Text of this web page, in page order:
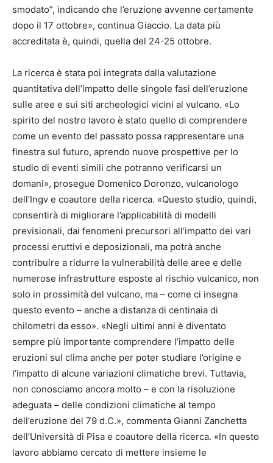
smodato”, indicando che l’eruzione avvenne certamente
dopo il 17 ottobre», continua Giaccio. La data più
accreditata è, quindi, quella del 24-25 ottobre.
La ricerca è stata poi integrata dalla valutazione
quantitativa dell’impatto delle singole fasi dell’eruzione
sulle aree e sui siti archeologici vicini al vulcano. «Lo
spirito del nostro lavoro è stato quello di comprendere
come un evento del passato possa rappresentare una
finestra sul futuro, aprendo nuove prospettive per lo
studio di eventi simili che potranno verificarsi un
domani», prosegue Domenico Doronzo, vulcanologo
dell’Ingv e coautore della ricerca. «Questo studio, quindi,
consentirà di migliorare l’applicabilità di modelli
previsionali, dai fenomeni precursori all’impatto dei vari
processi eruttivi e deposizionali, ma potrà anche
contribuire a ridurre la vulnerabilità delle aree e delle
numerose infrastrutture esposte al rischio vulcanico, non
solo in prossimità del vulcano, ma – come ci insegna
questo evento – anche a distanza di centinaia di
chilometri da esso». «Negli ultimi anni è diventato
sempre più importante comprendere l’impatto delle
eruzioni sul clima anche per poter studiare l’origine e
l’impatto di alcune variazioni climatiche brevi. Tuttavia,
non conosciamo ancora molto – e con la risoluzione
adeguata – delle condizioni climatiche al tempo
dell’eruzione del 79 d.C.», commenta Gianni Zanchetta
dell’Università di Pisa e coautore della ricerca. «In questo
lavoro abbiamo cercato di mettere insieme le